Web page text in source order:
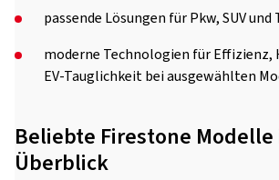
passende Lösungen für Pkw, SUV
moderne Technologien für
EV-Tauglichkeit bei ausgewählten
Beliebte Firestone Modelle
Überblick